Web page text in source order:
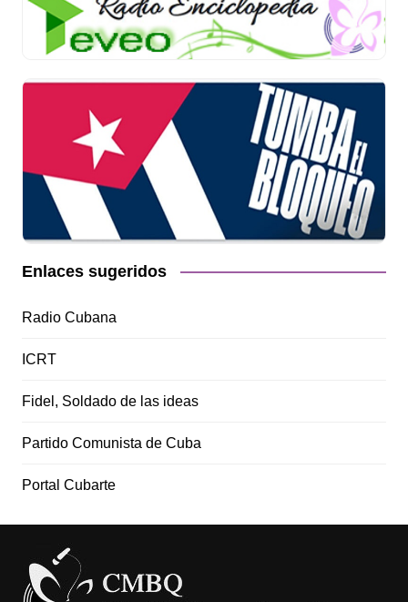
Enlaces sugeridos
Radio Cubana
ICRT
Fidel, Soldado de las ideas
Partido Comunista de Cuba
Portal Cubarte